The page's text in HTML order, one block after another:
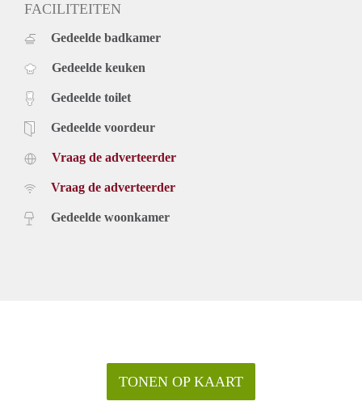
FACILITEITEN
Gedeelde badkamer
Gedeelde keuken
Gedeelde toilet
Gedeelde voordeur
Vraag de adverteerder
Vraag de adverteerder
Gedeelde woonkamer
TONEN OP KAART